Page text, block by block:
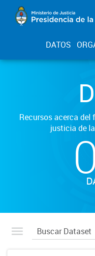
DATOS
Recursos acerca
justicia de